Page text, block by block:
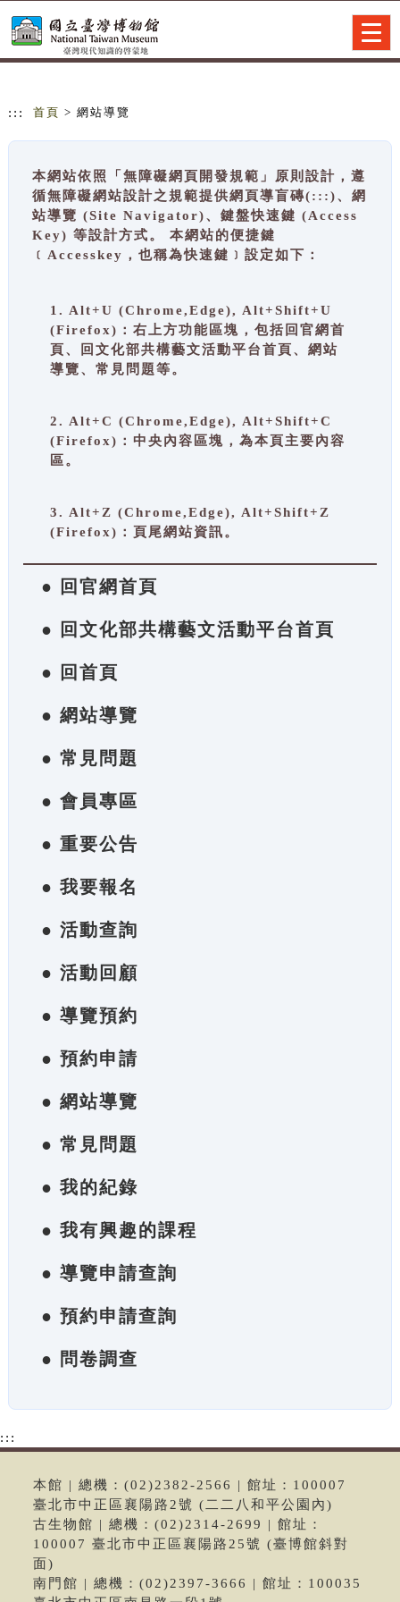
::: 首頁 > 網站導覽
本網站依照「無障礙網頁開發規範」原則設計，遵
循無障礙網站設計之規範提供網頁導盲磚(:::)、網
站導覽 (Site Navigator)、鍵盤快速鍵 (Access
Key) 等設計方式。 本網站的便捷鍵
﹝Accesskey，也稱為快速鍵﹞設定如下：
1. Alt+U (Chrome,Edge), Alt+Shift+U
(Firefox)：右上方功能區塊，包括回官網首
頁、回文化部共構藝文活動平台首頁、網站
導覽、常見問題等。
2. Alt+C (Chrome,Edge), Alt+Shift+C
(Firefox)：中央內容區塊，為本頁主要內容
區。
3. Alt+Z (Chrome,Edge), Alt+Shift+Z
(Firefox)：頁尾網站資訊。
● 回官網首頁
● 回文化部共構藝文活動平台首頁
● 回首頁
● 網站導覽
● 常見問題
● 會員專區
● 重要公告
● 我要報名
● 活動查詢
● 活動回顧
● 導覽預約
● 預約申請
● 網站導覽
● 常見問題
● 我的紀錄
● 我有興趣的課程
● 導覽申請查詢
● 預約申請查詢
● 問卷調查
:::
本館 | 總機：(02)2382-2566 | 館址：100007
臺北市中正區襄陽路2號 (二二八和平公園內)
古生物館 | 總機：(02)2314-2699 | 館址：
100007 臺北市中正區襄陽路25號 (臺博館斜對
面)
南門館 | 總機：(02)2397-3666 | 館址：100035